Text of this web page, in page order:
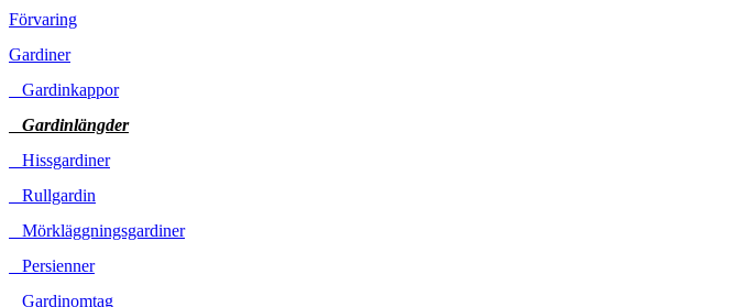
Förvaring
Gardiner
Gardinkappor
Gardinlängder
Hissgardiner
Rullgardin
Mörkläggningsgardiner
Persienner
Gardinomtag